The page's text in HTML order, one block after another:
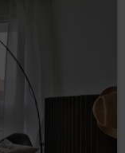
z-innymi-
z-
na
drogą
odpowiedniej
w terminie
W przypadku